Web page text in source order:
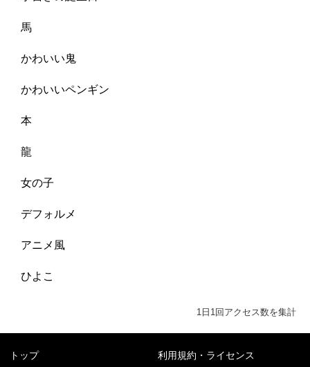
馬
かわいい鬼
かわいいペンギン
本
龍
女の子
デフォルメ
アニメ風
ひよこ
1日1回アクセス数を集計
トップ 利用規約・ライセンス